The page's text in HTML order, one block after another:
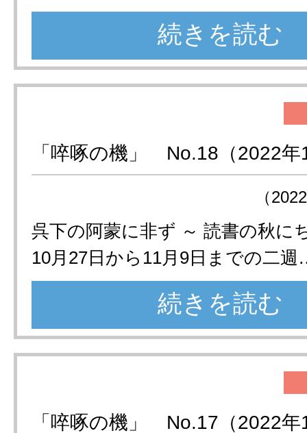
続きを読む
「啐啄の機」 No.18（2022年
（
呉下の阿蒙に非ず ～ 読書の秋に
10月27日から11月9日までの二
続きを読む
「啐啄の機」 No.17（2022年